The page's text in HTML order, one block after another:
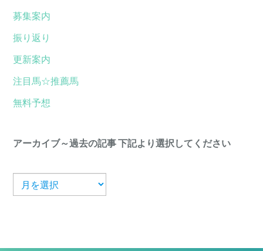
募集案内
振り返り
更新案内
注目馬☆推薦馬
無料予想
アーカイブ～過去の記事 下記より選択してください
ー